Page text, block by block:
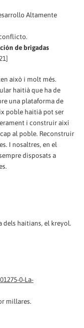
Altamente
de brigadas
això i molt més.
haitià que ha de
una plataforma de
poble haitià pot ser
i construir així
al poble. Reconstruir
I nosaltres, en el
disposats a
haitians, el kreyol.
0-La-
millares.